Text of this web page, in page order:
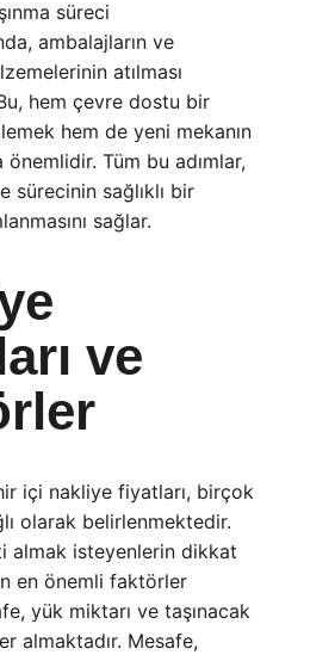
süreci
ambalajların ve
atılması
hem çevre dostu bir
hem de yeni mekanın
önemlidir. Tüm bu adımlar,
sürecinin sağlıklı bir
sağlar.
ve
içi nakliye fiyatları, birçok
olarak belirlenmektedir.
almak isteyenlerin dikkat
en önemli faktörler
yük miktarı ve taşınacak
almaktadır. Mesafe,